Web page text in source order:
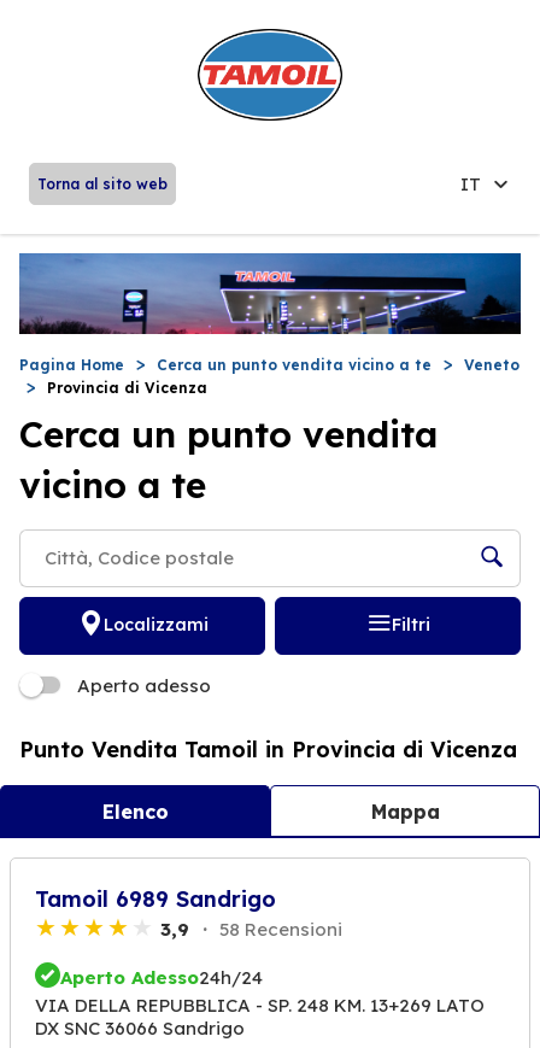
Torna al sito web IT
Pagina Home Cerca un punto vendita vicino a te
Veneto
Provincia di Vicenza
Cerca un punto vendita
vicino a te
Localizzami Filtri
Aperto adesso
Punto Vendita Tamoil in Provincia di Vicenza
Elenco Mappa
Tamoil 6989 Sandrigo
3,9 58 Recensioni
Aperto Adesso24h/24
VIA DELLA REPUBBLICA - SP. 248 KM. 13+269 LATO
DX SNC 36066 Sandrigo